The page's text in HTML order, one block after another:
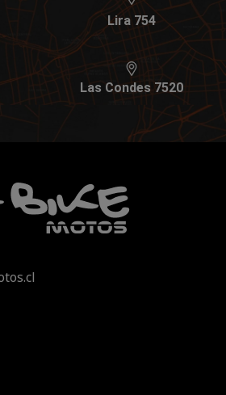
Lira 754
Las Condes 7520